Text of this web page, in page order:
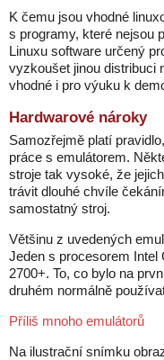
K čemu jsou vhodné
s programy, které nejsou
Linuxu software určený
vyzkoušet jinou distribuci
vhodné i pro výuku k
Hardwarové nároky
Samozřejmě platí
práce s emulátorem.
stroje tak vysoké, že
trávit dlouhé chvíle
samostatný stroj.
Většinu z uvedených
Jeden s procesorem Intel
2700+. To, co bylo na
druhém normálně
Příliš mnoho emulátorů
Na ilustrační snímku